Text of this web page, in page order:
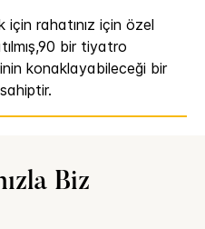
için rahatınız için özel
bir tiyatro
konaklayabileceği bir
Biz